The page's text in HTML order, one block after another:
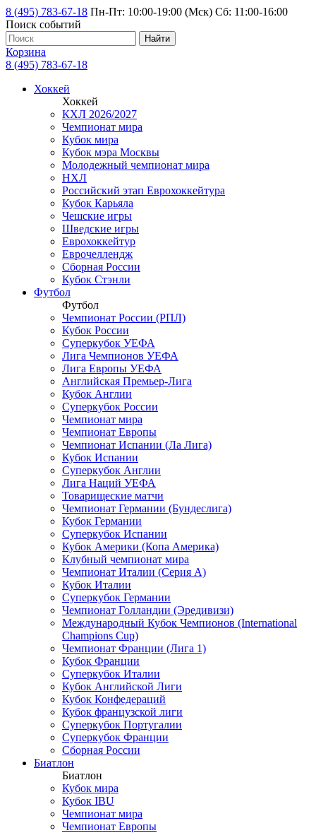
8 (495) 783-67-18 Пн-Пт: 10:00-19:00 (Мск) Сб: 11:00-16:00
Поиск событий
Найти
Корзина
8 (495) 783-67-18
Хоккей
Хоккей
КХЛ 2026/2027
Чемпионат мира
Кубок мира
Кубок мэра Москвы
Молодежный чемпионат мира
НХЛ
Российский этап Еврохоккейтура
Кубок Карьяла
Чешские игры
Шведские игры
Еврохоккейтур
Еврочеллендж
Сборная России
Кубок Стэнли
Футбол
Футбол
Чемпионат России (РПЛ)
Кубок России
Суперкубок УЕФА
Лига Чемпионов УЕФА
Лига Европы УЕФА
Английская Премьер-Лига
Кубок Англии
Суперкубок России
Чемпионат мира
Чемпионат Европы
Чемпионат Испании (Ла Лига)
Кубок Испании
Суперкубок Англии
Лига Наций УЕФА
Товарищеские матчи
Чемпионат Германии (Бундеслига)
Кубок Германии
Суперкубок Испании
Кубок Америки (Копа Америка)
Клубный чемпионат мира
Чемпионат Италии (Серия А)
Кубок Италии
Суперкубок Германии
Чемпионат Голландии (Эредивизи)
Международный Кубок Чемпионов (International
Champions Cup)
Чемпионат Франции (Лига 1)
Кубок Франции
Суперкубок Италии
Кубок Английской Лиги
Кубок Конфедераций
Кубок французской лиги
Суперкубок Португалии
Суперкубок Франции
Сборная России
Биатлон
Биатлон
Кубок мира
Кубок IBU
Чемпионат мира
Чемпионат Европы